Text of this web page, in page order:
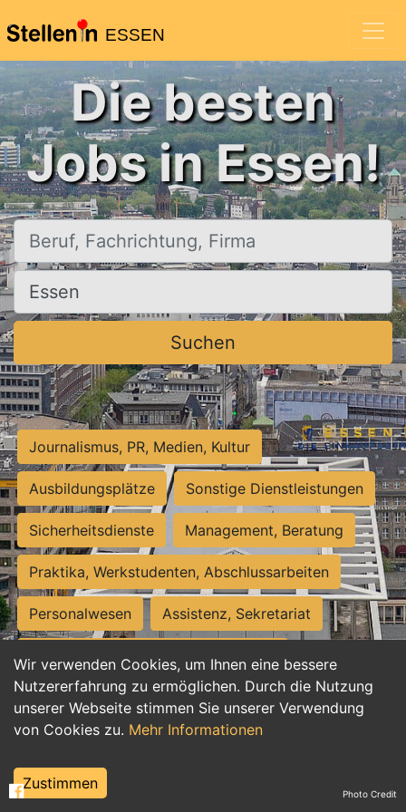
ESSEN
Wir verwenden Cookies, um Ihnen eine bessere
Nutzererfahrung zu ermöglichen. Durch die Nutzung
unserer Webseite stimmen Sie unserer Verwendung
von Cookies zu. Mehr Informationen
Zustimmen
Die besten
Jobs in Essen!
Beruf, Fachrichtung, Firma
Ort, Stadt
Suchen
Journalismus, PR, Medien, Kultur
Ausbildungsplätze Sonstige Dienstleistungen
Sicherheitsdienste Management, Beratung
Praktika, Werkstudenten, Abschlussarbeiten
Personalwesen Assistenz, Sekretariat
Hilfskräfte, Aushilfs- und Nebenjobs
Einkauf, Logistik, Materialwirtschaft
Weiterbildung, Studium, duale Ausbildung
Tourismus
Photo Credit